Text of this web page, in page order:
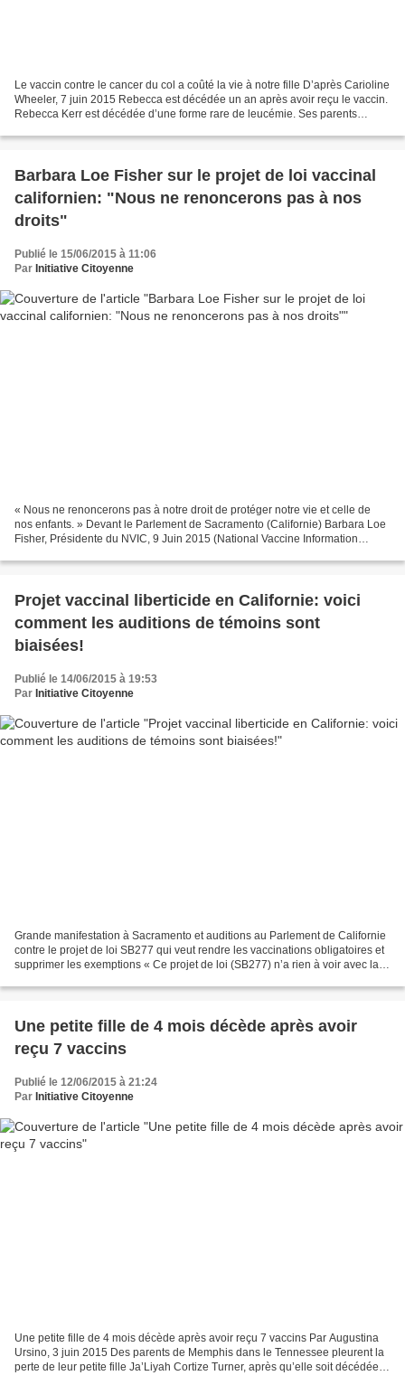
Le vaccin contre le cancer du col a coûté la vie à notre fille D’après Carioline
Wheeler, 7 juin 2015 Rebecca est décédée un an après avoir reçu le vaccin.
Rebecca Kerr est décédée d’une forme rare de leucémie. Ses parents
Barbara Loe Fisher sur le projet de loi vaccinal
californien: "Nous ne renoncerons pas à nos
droits"
Publié le 15/06/2015 à 11:06
Par Initiative Citoyenne
« Nous ne renoncerons pas à notre droit de protéger notre vie et celle de
nos enfants. » Devant le Parlement de Sacramento (Californie) Barbara Loe
Fisher, Présidente du NVIC, 9 Juin 2015 (National Vaccine Information
Projet vaccinal liberticide en Californie: voici
comment les auditions de témoins sont
biaisées!
Publié le 14/06/2015 à 19:53
Par Initiative Citoyenne
Grande manifestation à Sacramento et auditions au Parlement de Californie
contre le projet de loi SB277 qui veut rendre les vaccinations obligatoires et
supprimer les exemptions « Ce projet de loi (SB277) n’a rien à voir avec la
Une petite fille de 4 mois décède après avoir
reçu 7 vaccins
Publié le 12/06/2015 à 21:24
Par Initiative Citoyenne
Une petite fille de 4 mois décède après avoir reçu 7 vaccins Par Augustina
Ursino, 3 juin 2015 Des parents de Memphis dans le Tennessee pleurent la
perte de leur petite fille Ja’Liyah Cortize Turner, après qu’elle soit décédée